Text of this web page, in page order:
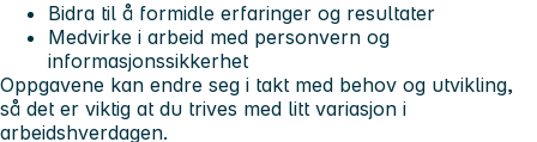
Bidra til å formidle erfaringer og resultater
Medvirke i arbeid med personvern og
informasjonssikkerhet
Oppgavene kan endre seg i takt med behov og utvikling,
så det er viktig at du trives med litt variasjon i
arbeidshverdagen.